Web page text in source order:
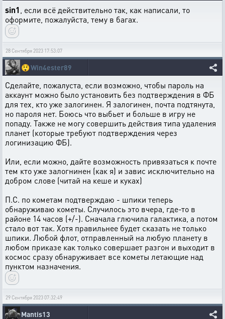
sin1 , если всё действительно так, как написали, то
оформите, пожалуйста, тему в багах.
28 Сентября 2023 17:53:07
😲Win4ester89
Сделайте, пожалуста, если возможно, чтобы пароль на
аккаунт можно было установить без подтверждения в ФБ
для тех, кто уже залогинен. Я залогинен, почта подтянута,
но пароля нет. Боюсь что выбьет и больше в игру не
попаду. Также не могу совершить действия типа удаления
планет (которые требуют подтверждения через
логинизацию ФБ).
Или, если можно, дайте возможность привязаться к почте
тем кто уже залогнинен (как я) и завис исключительно на
добром слове (читай на кеше и куках)
П.С. по кометам подтверждаю - шпики теперь
обнаруживаю кометы. Случилось это вчера, где-то в
районе 14 часов (+/-). Сначала глючила галактика, а потом
стало вот так. Хотя правильнее будет сказать не только
шпики. Любой флот, отправленный на любую планету в
любом приказе как только совершает разгон и выходит в
космос сразу обнаруживает все кометы летающие над
пунктом назначения.
29 Сентября 2023 07:32:49
Mantis13